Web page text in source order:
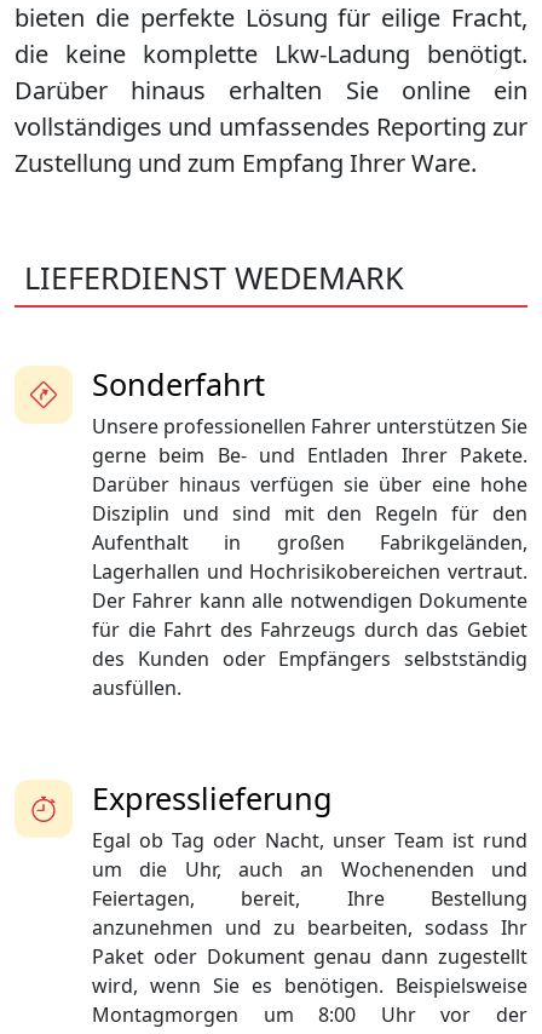
bieten die perfekte Lösung für eilige Fracht,
die keine komplette Lkw-Ladung benötigt.
Darüber hinaus erhalten Sie online ein
vollständiges und umfassendes Reporting zur
Zustellung und zum Empfang Ihrer Ware.
LIEFERDIENST WEDEMARK
Sonderfahrt
Unsere professionellen Fahrer unterstützen Sie
gerne beim Be- und Entladen Ihrer Pakete.
Darüber hinaus verfügen sie über eine hohe
Disziplin und sind mit den Regeln für den
Aufenthalt in großen Fabrikgeländen,
Lagerhallen und Hochrisikobereichen vertraut.
Der Fahrer kann alle notwendigen Dokumente
für die Fahrt des Fahrzeugs durch das Gebiet
des Kunden oder Empfängers selbstständig
ausfüllen.
Expresslieferung
Egal ob Tag oder Nacht, unser Team ist rund
um die Uhr, auch an Wochenenden und
Feiertagen, bereit, Ihre Bestellung
anzunehmen und zu bearbeiten, sodass Ihr
Paket oder Dokument genau dann zugestellt
wird, wenn Sie es benötigen. Beispielsweise
Montagmorgen um 8:00 Uhr vor der